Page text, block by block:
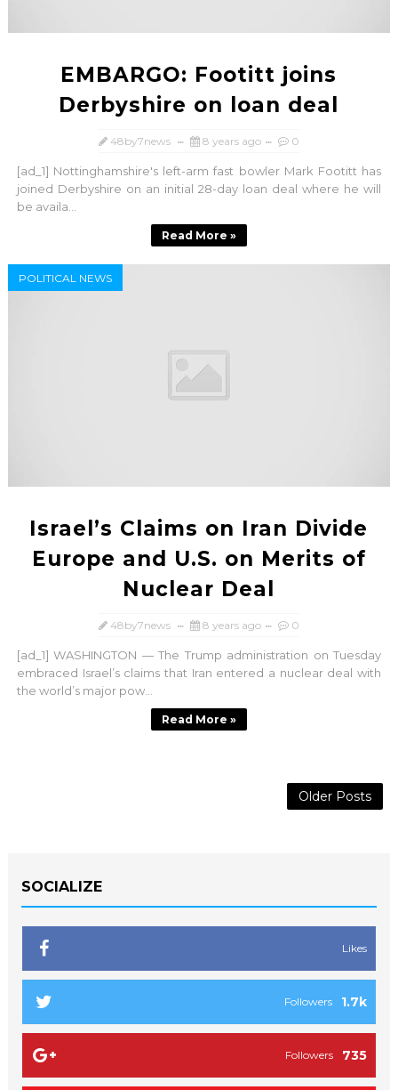
EMBARGO: Footitt joins
Derbyshire on loan deal
48by7news 8 years ago 0
[ad_1] Nottinghamshire's left-arm fast bowler Mark Footitt has
joined Derbyshire on an initial 28-day loan deal where he will
be availa...
Read More »
POLITICAL NEWS
Israel’s Claims on Iran Divide
Europe and U.S. on Merits of
Nuclear Deal
48by7news 8 years ago 0
[ad_1] WASHINGTON — The Trump administration on Tuesday
embraced Israel’s claims that Iran entered a nuclear deal with
the world’s major pow...
Read More »
Older Posts
SOCIALIZE
Likes
1.7k
Followers
735
Followers